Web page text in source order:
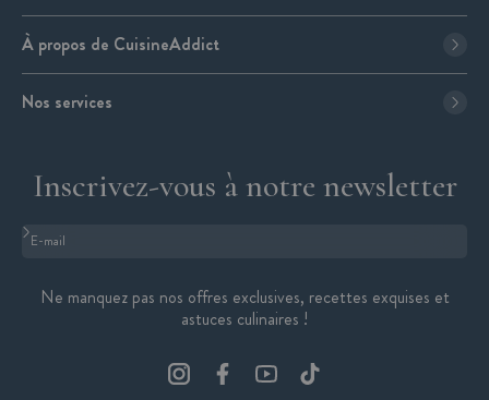
À propos de CuisineAddict
Nos services
Inscrivez-vous à notre newsletter
Format : adresse@email.com
Ne manquez pas nos offres exclusives, recettes exquises et
astuces culinaires !